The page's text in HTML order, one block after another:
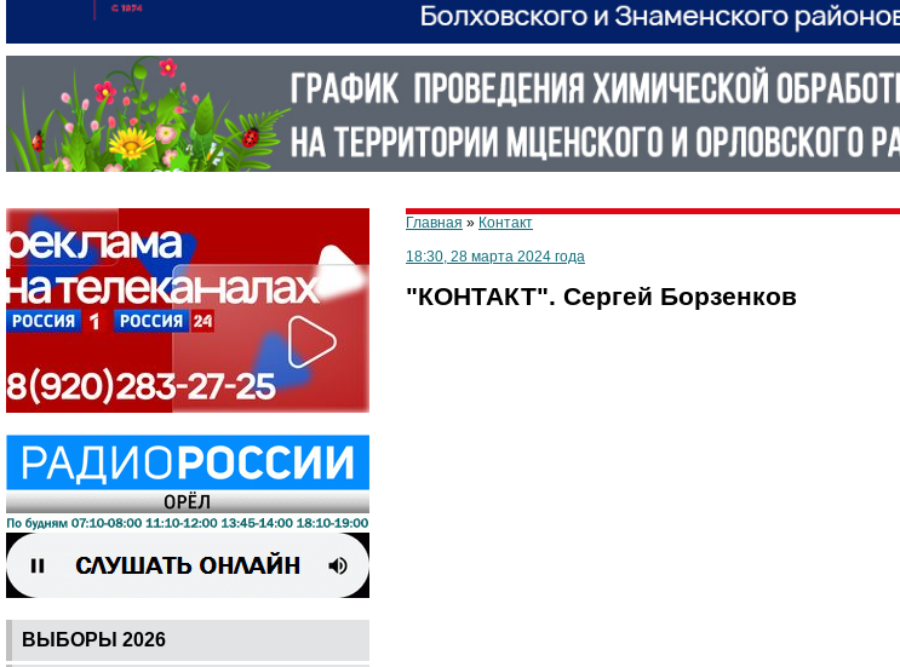
ВЫБОРЫ 2026
Главная » Контакт
18:30, 28 марта 2024 года
"КОНТАКТ". Сергей Борзенков